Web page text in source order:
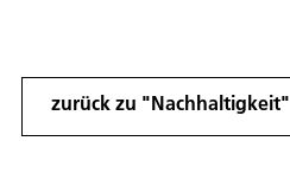
zurück zu "Nachhaltigkeit"